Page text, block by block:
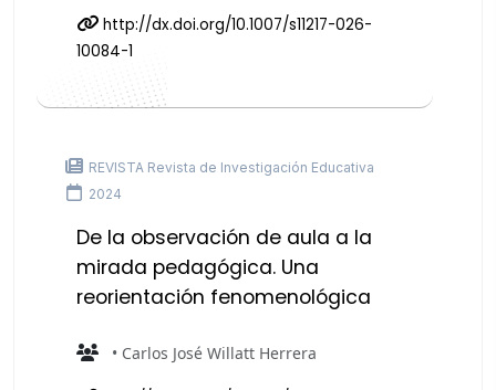
http://dx.doi.org/10.1007/s11217-026-
10084-1
REVISTA Revista de Investigación Educativa
2024
De la observación de aula a la
mirada pedagógica. Una
reorientación fenomenológica
• Carlos José Willatt Herrera